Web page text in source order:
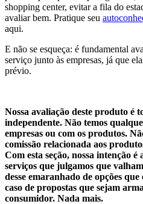
shopping center, evitar a fila do
avaliar bem. Pratique seu
aqui.
E não se esqueça: é fundamental
serviço junto às empresas, já que
prévio.
Nossa avaliação deste produto é
independente. Não temos
empresas ou com os produtos.
comissão relacionada aos
Com esta seção, nossa intenção
serviços que julgamos que
desse emaranhado de opções
caso de propostas que sejam
consumidor. Nada mais.